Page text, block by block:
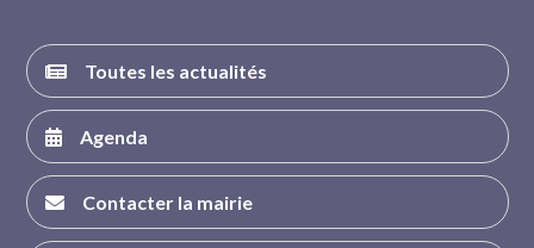
Toutes les actualités
Agenda
Contacter la mairie